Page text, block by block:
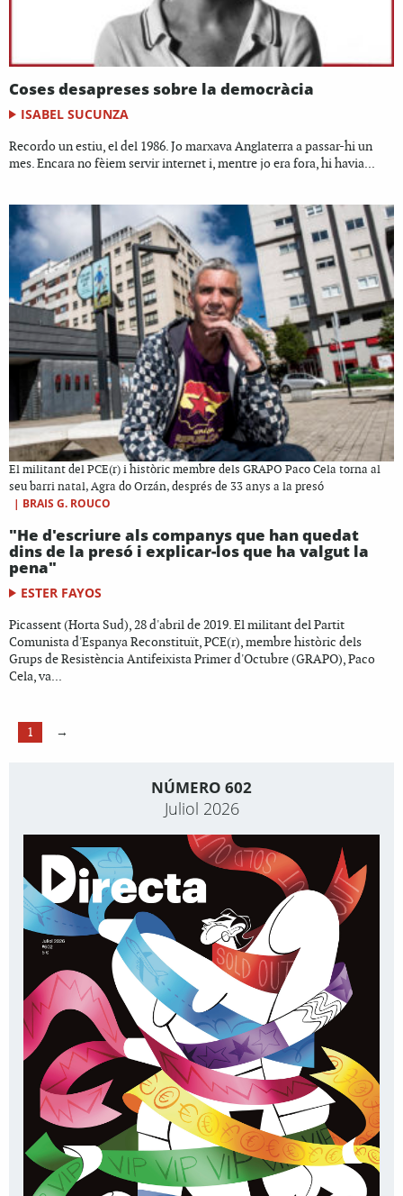
Coses desapreses sobre la democràcia
ISABEL SUCUNZA
Recordo un estiu, el del 1986. Jo marxava Anglaterra a passar-hi un
mes. Encara no fèiem servir internet i, mentre jo era fora, hi havia...
El militant del PCE(r) i històric membre dels GRAPO Paco Cela torna al
seu barri natal, Agra do Orzán, després de 33 anys a la presó
| BRAIS G. ROUCO
"He d'escriure als companys que han quedat
dins de la presó i explicar-los que ha valgut la
pena"
ESTER FAYOS
Picassent (Horta Sud), 28 d'abril de 2019. El militant del Partit
Comunista d'Espanya Reconstituït, PCE(r), membre històric dels
Grups de Resistència Antifeixista Primer d'Octubre (GRAPO), Paco
Cela, va...
1 →
NÚMERO 602
Juliol 2026